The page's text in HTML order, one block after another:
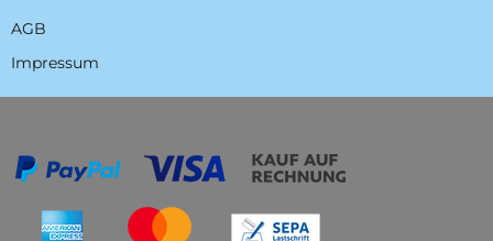
AGB
Impressum